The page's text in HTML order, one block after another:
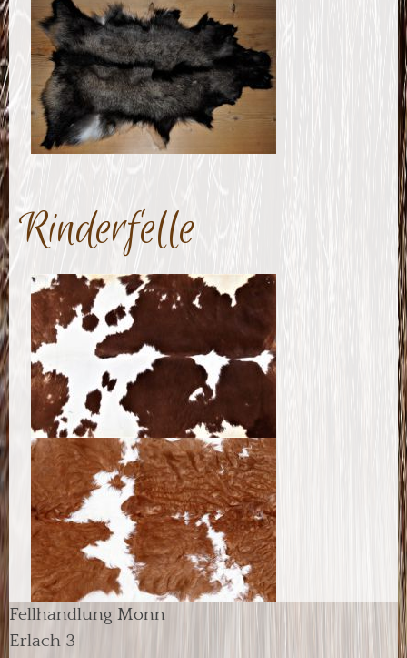
Rinderfelle
Fellhandlung Monn
Erlach 3